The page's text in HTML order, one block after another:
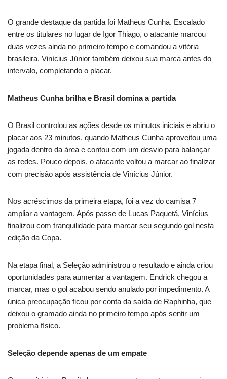
O grande destaque da partida foi Matheus Cunha. Escalado
entre os titulares no lugar de Igor Thiago, o atacante marcou
duas vezes ainda no primeiro tempo e comandou a vitória
brasileira. Vinícius Júnior também deixou sua marca antes do
intervalo, completando o placar.
Matheus Cunha brilha e Brasil domina a partida
O Brasil controlou as ações desde os minutos iniciais e abriu o
placar aos 23 minutos, quando Matheus Cunha aproveitou uma
jogada dentro da área e contou com um desvio para balançar
as redes. Pouco depois, o atacante voltou a marcar ao finalizar
com precisão após assistência de Vinícius Júnior.
Nos acréscimos da primeira etapa, foi a vez do camisa 7
ampliar a vantagem. Após passe de Lucas Paquetá, Vinícius
finalizou com tranquilidade para marcar seu segundo gol nesta
edição da Copa.
Na etapa final, a Seleção administrou o resultado e ainda criou
oportunidades para aumentar a vantagem. Endrick chegou a
marcar, mas o gol acabou sendo anulado por impedimento. A
única preocupação ficou por conta da saída de Raphinha, que
deixou o gramado ainda no primeiro tempo após sentir um
problema físico.
Seleção depende apenas de um empate